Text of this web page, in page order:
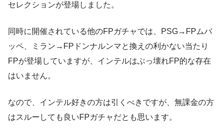
セレクションが登場しました。
同時に開催されている他のFPガチャでは、PSG→FPムバ
ッペ、ミラン→FPドンナルンマと換えの利かない当たり
FPが登場していますが、インテルはぶっ壊れFP的な存在
はいません。
なので、インテル好きの方は引くべきですが、無課金の方
はスルーしても良いFPガチャだとも思います。